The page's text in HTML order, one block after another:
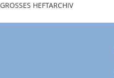
GROSSES HEFTARCHIV